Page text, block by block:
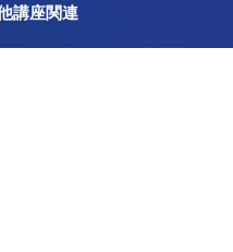
講座関連